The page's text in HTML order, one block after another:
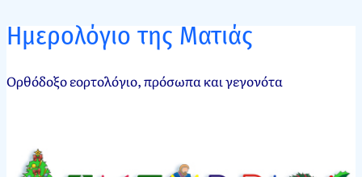
Ημερολόγιο της Ματιάς
Ορθόδοξο εορτολόγιο, πρόσωπα και γεγονότα